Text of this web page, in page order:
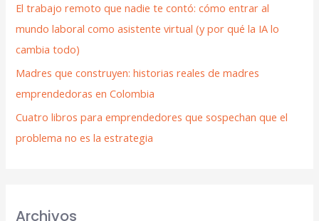
El trabajo remoto que nadie te contó: cómo entrar al
mundo laboral como asistente virtual (y por qué la IA lo
cambia todo)
Madres que construyen: historias reales de madres
emprendedoras en Colombia
Cuatro libros para emprendedores que sospechan que el
problema no es la estrategia
Archivos